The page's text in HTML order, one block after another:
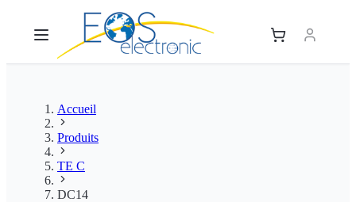
Accueil
Produits
TE C
DC14